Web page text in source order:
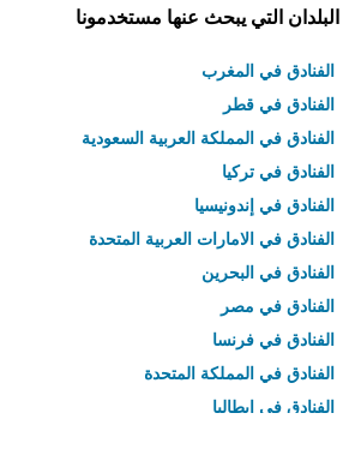
البلدان التي يبحث عنها مستخدمونا
الفنادق في المغرب
الفنادق في قطر
الفنادق في المملكة العربية السعودية
الفنادق في تركيا
الفنادق في إندونيسيا
الفنادق في الامارات العربية المتحدة
الفنادق في البحرين
الفنادق في مصر
الفنادق في فرنسا
الفنادق في المملكة المتحدة
الفنادق في إيطاليا